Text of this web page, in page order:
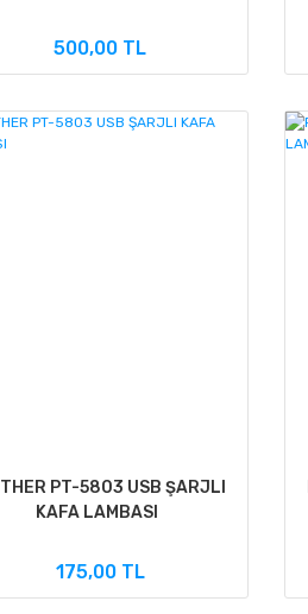
500,00 TL
PT-5803 USB ŞARJLI
KAFA LAMBASI
175,00 TL